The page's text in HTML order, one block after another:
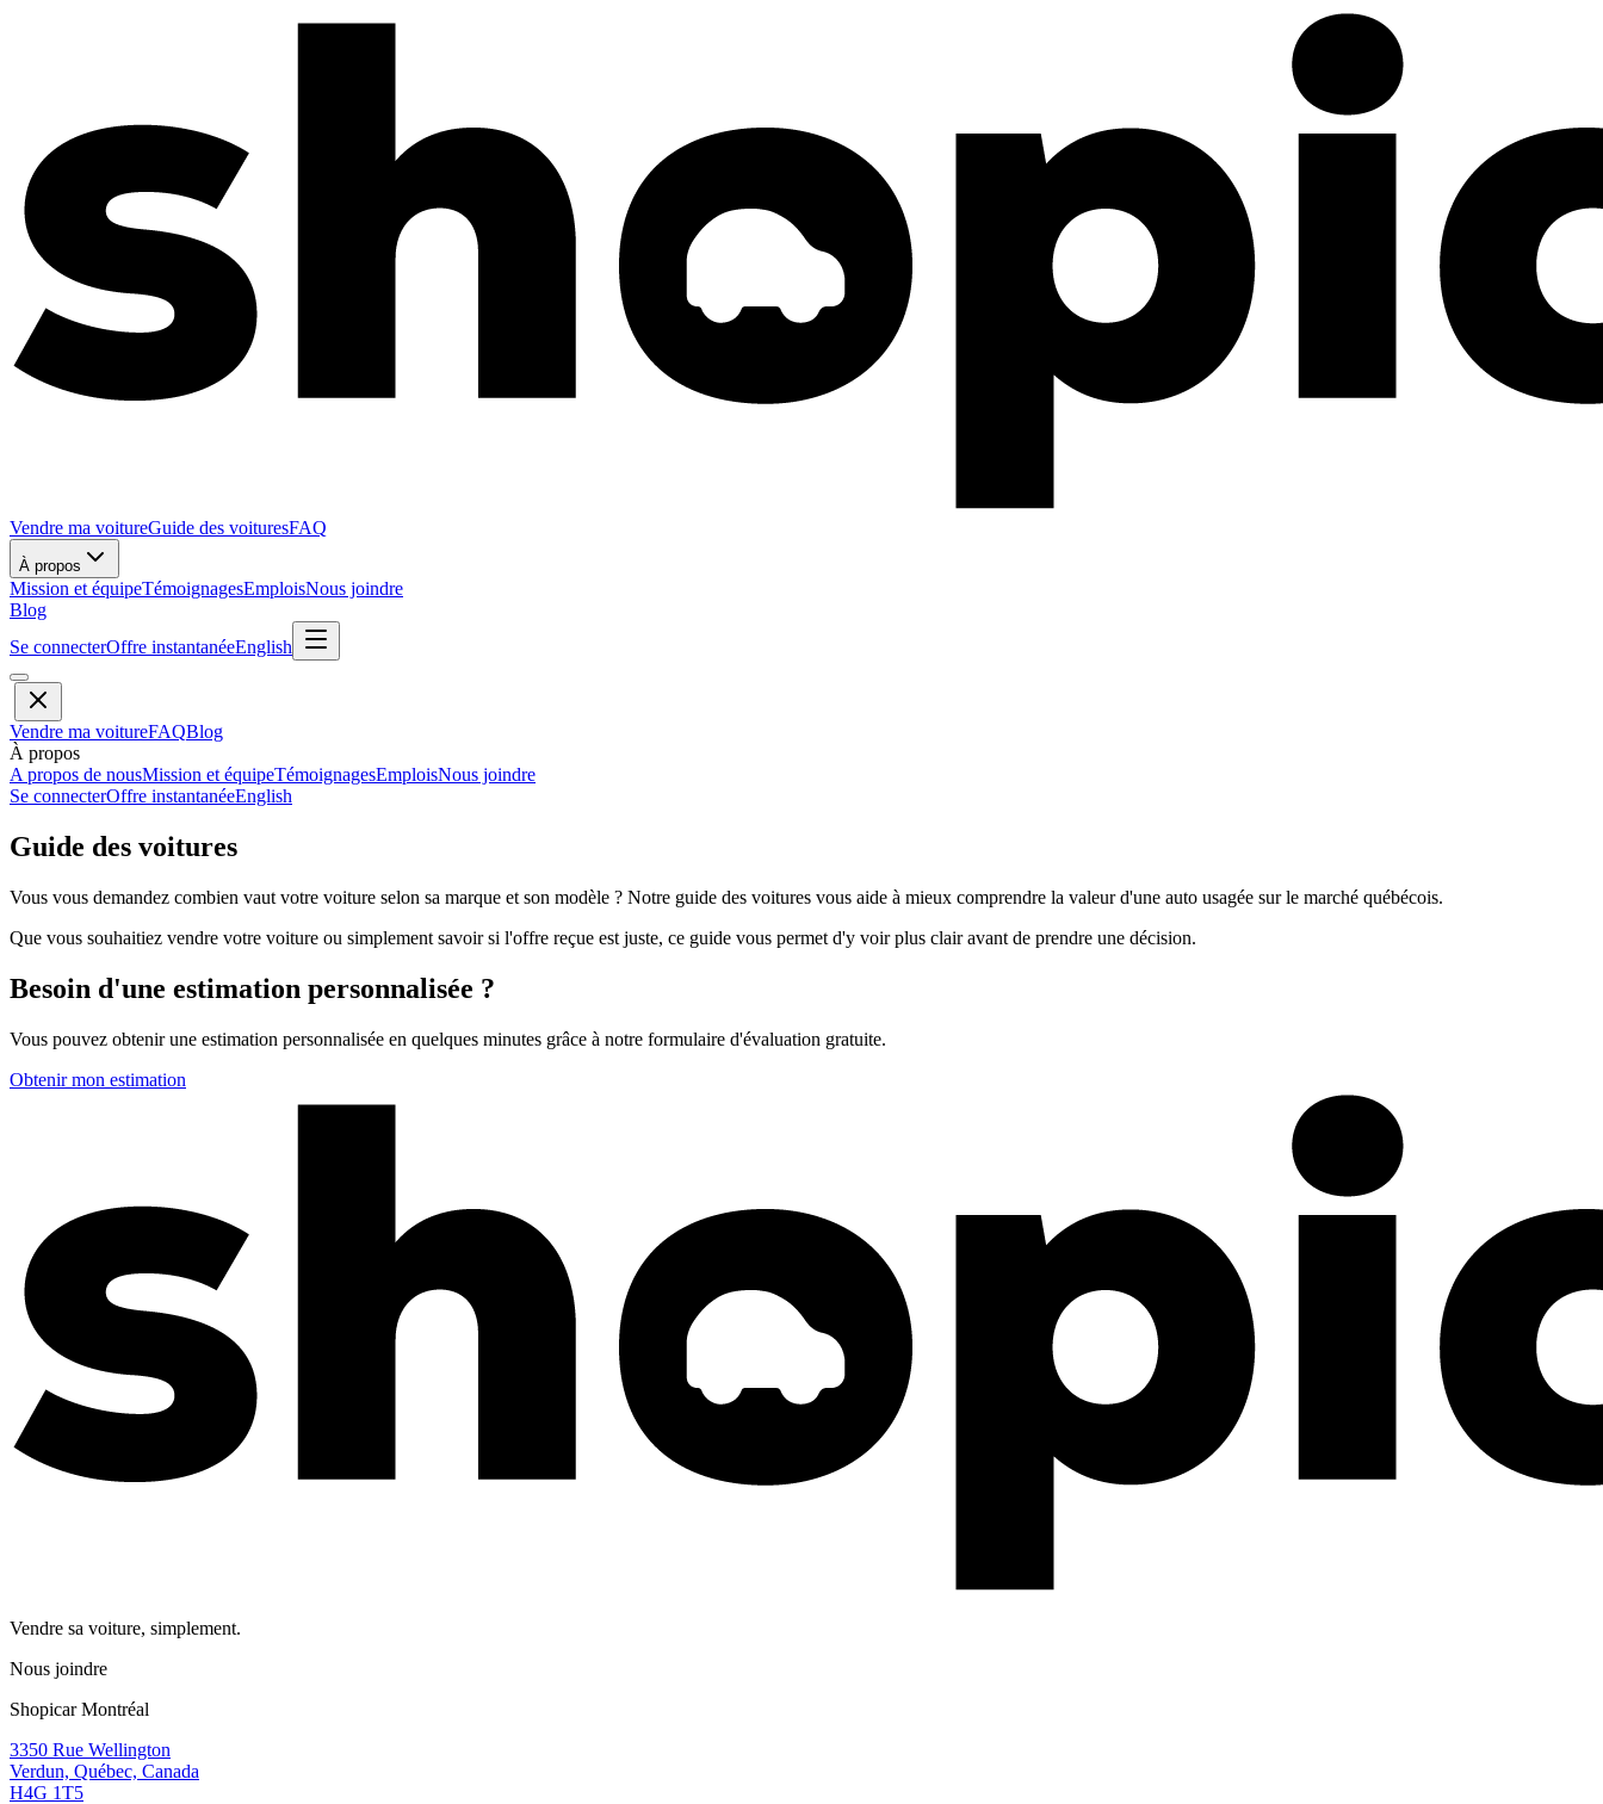
Vendre ma voitureGuide des voituresFAQ
À propos
Mission et équipeTémoignagesEmploisNous joindre
Blog
Se connecterOffre instantanéeEnglish
Vendre ma voitureFAQBlog
À propos
A propos de nousMission et équipeTémoignagesEmploisNous joindre
Se connecterOffre instantanéeEnglish
Guide des voitures
Vous vous demandez combien vaut votre voiture selon sa marque et son modèle ? Notre guide des voitures vous aide à mieux comprendre la valeur d'une auto usagée sur le marché québécois.
Que vous souhaitiez vendre votre voiture ou simplement savoir si l'offre reçue est juste, ce guide vous permet d'y voir plus clair avant de prendre une décision.
Besoin d'une estimation personnalisée ?
Vous pouvez obtenir une estimation personnalisée en quelques minutes grâce à notre formulaire d'évaluation gratuite.
Obtenir mon estimation
Vendre sa voiture, simplement.
Nous joindre
Shopicar Montréal
3350 Rue Wellington
Verdun, Québec, Canada
H4G 1T5